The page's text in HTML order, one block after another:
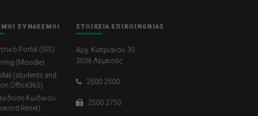
ΣΥΝΔΕΣΜΟΙ
Portal (SIS)
(Moodle)
(students and
Office365)
Κωδικού
Reset)
ΣΤΟΙΧΕΙΑ ΕΠΙΚΟΙΝΩΝΙΑΣ
Αρχ. Κυπριανού 30
3036 Λεμεσός
2500 2500
2500 2750